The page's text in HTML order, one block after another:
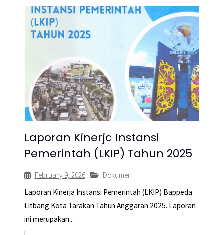
Laporan Kinerja Instansi
Pemerintah (LKIP) Tahun 2025
February 9, 2026
Dokumen
Laporan Kinerja Instansi Pemerintah (LKIP) Bappeda
Litbang Kota Tarakan Tahun Anggaran 2025. Laporan
ini merupakan...